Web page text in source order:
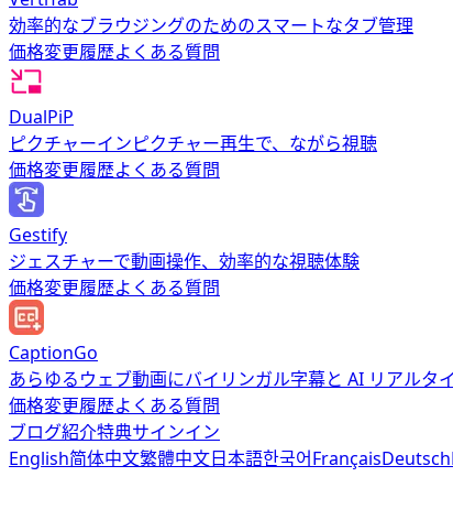
効率的なブラウジングのためのスマートなタブ管理
価格変更履歴よくある質問
DualPiP
ピクチャーインピクチャー再生で、ながら視聴
価格変更履歴よくある質問
Gestify
ジェスチャーで動画操作、効率的な視聴体験
価格変更履歴よくある質問
CaptionGo
あらゆるウェブ動画にバイリンガル字幕と AI リアルタ
価格変更履歴よくある質問
ブログ紹介特典サインイン
English简体中文繁體中文日本語한국어FrançaisDeutsch